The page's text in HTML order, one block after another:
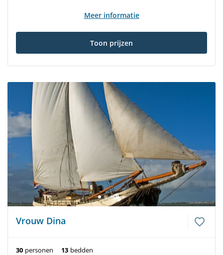
Meer informatie
Toon prijzen
Vrouw Dina
30 personen 13 bedden